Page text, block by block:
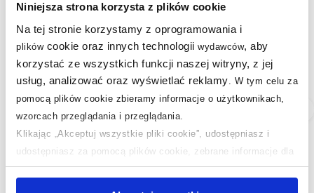
Niniejsza strona korzysta z plików cookie
Na tej stronie korzystamy z oprogramowania i
plikówcookie oraz innych technologii wydawców, aby
korzystać ze wszystkich funkcji naszej witryny, z jej
usług, analizować oraz wyświetlać reklamy
W tym celu za
pomocą plików cookie zbieramy informacje o użytkownikach,
wzorcach przeglądania i przeglądania.
Klikając „Akceptuj wszystkie pliki cookie”, udostępniasz i
udostępniasz za pomocą plików cookie, zebrane informacje dla
użytkowników zewnętrznych, a także nasi partnerzy reklamowi.
Grohe Essence
13449GL1
Omnires Y wylewka do
szczotkowany
WDYGLB